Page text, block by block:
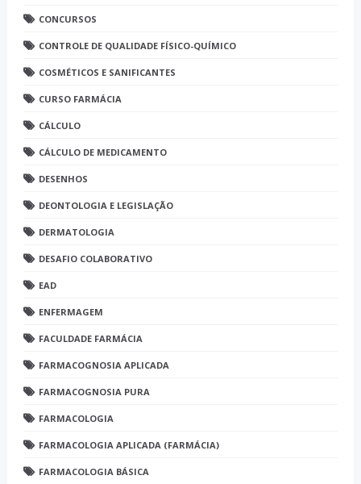
CONCURSOS
CONTROLE DE QUALIDADE FÍSICO-QUÍMICO
COSMÉTICOS E SANIFICANTES
CURSO FARMÁCIA
CÁLCULO
CÁLCULO DE MEDICAMENTO
DESENHOS
DEONTOLOGIA E LEGISLAÇÃO
DERMATOLOGIA
DESAFIO COLABORATIVO
EAD
ENFERMAGEM
FACULDADE FARMÁCIA
FARMACOGNOSIA APLICADA
FARMACOGNOSIA PURA
FARMACOLOGIA
FARMACOLOGIA APLICADA (FARMÁCIA)
FARMACOLOGIA BÁSICA